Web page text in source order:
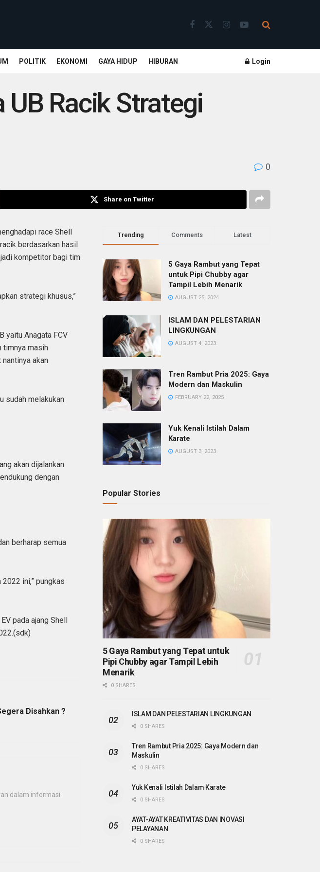
POLITIK EKONOMI GAYA HIDUP HIBURAN Login
Racik Strategi
0
Share on Twitter
race Shell
berdasarkan hasil
kompetitor bagi tim
strategi khusus,”
yaitu Anagata FCV
timnya masih
akan
sudah melakukan
akan dijalankan
dengan
berharap semua
ini,” pungkas
pada ajang Shell
Disahkan ?
dalam informasi.
Trending Comments Latest
5 Gaya Rambut yang Tepat
untuk Pipi Chubby agar
Tampil Lebih Menarik
AUGUST 25, 2024
ISLAM DAN PELESTARIAN
LINGKUNGAN
AUGUST 4, 2023
Tren Rambut Pria 2025: Gaya
Modern dan Maskulin
FEBRUARY 22, 2025
Yuk Kenali Istilah Dalam
Karate
AUGUST 3, 2023
Popular Stories
5 Gaya Rambut yang Tepat untuk
Pipi Chubby agar Tampil Lebih
Menarik
0 SHARES
ISLAM DAN PELESTARIAN LINGKUNGAN
0 SHARES
Tren Rambut Pria 2025: Gaya Modern dan
Maskulin
0 SHARES
Yuk Kenali Istilah Dalam Karate
0 SHARES
AYAT-AYAT KREATIVITAS DAN INOVASI
PELAYANAN
0 SHARES